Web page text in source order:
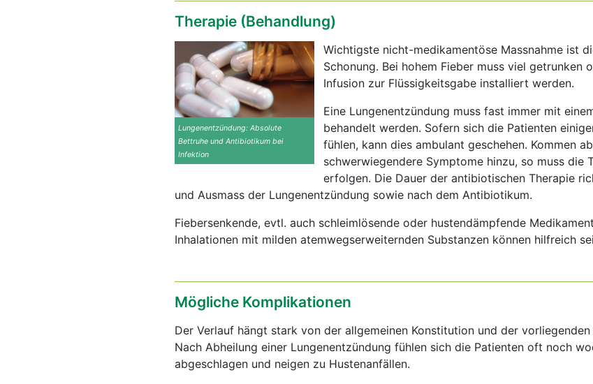
Therapie (Behandlung)
Lungenentzündung: Absolute
Bettruhe und Antibiotikum bei
Infektion
Wichtigste nicht-medikamentöse Massnahme ist
Schonung. Bei hohem Fieber muss viel getrunken
Infusion zur Flüssigkeitsgabe installiert werden.
Eine Lungenentzündung muss fast immer mit
behandelt werden. Sofern sich die Patienten
fühlen, kann dies ambulant geschehen. Kommen
schwerwiegendere Symptome hinzu, so muss die
erfolgen. Die Dauer der antibiotischen Therapie
und Ausmass der Lungenentzündung sowie nach dem Antibiotikum.
Fiebersenkende, evtl. auch schleimlösende oder hustendämpfende
Inhalationen mit milden atemwegserweiternden Substanzen können hilfreich
Mögliche Komplikationen
Der Verlauf hängt stark von der allgemeinen Konstitution und der
Nach Abheilung einer Lungenentzündung fühlen sich die Patienten oft noch
abgeschlagen und neigen zu Hustenanfällen.